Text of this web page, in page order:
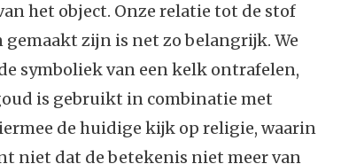
het object. Onze relatie tot de stof
zijn is net zo belangrijk. We
symboliek van een kelk ontrafelen,
is gebruikt in combinatie met
de huidige kijk op religie, waarin
niet dat de betekenis niet meer van